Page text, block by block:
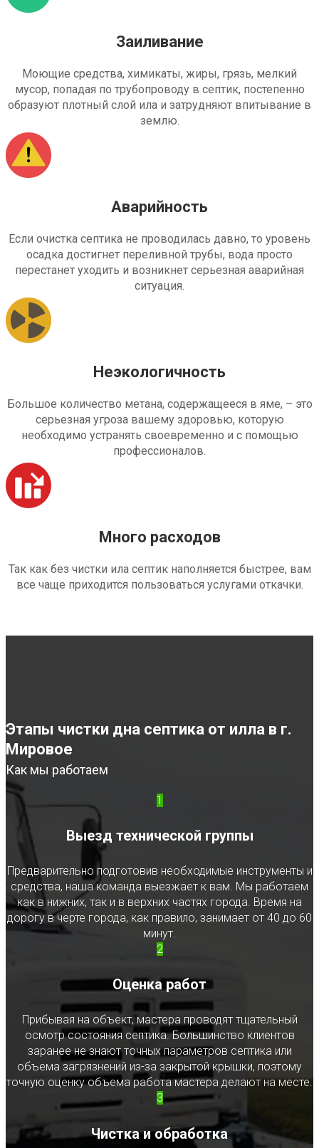
Заиливание
Моющие средства, химикаты, жиры, грязь, мелкий
мусор, попадая по трубопроводу в септик, постепенно
образуют плотный слой ила и затрудняют впитывание в
землю.
Аварийность
Если очистка септика не проводилась давно, то уровень
осадка достигнет переливной трубы, вода просто
перестанет уходить и возникнет серьезная аварийная
ситуация.
Неэкологичность
Большое количество метана, содержащееся в яме, – это
серьезная угроза вашему здоровью, которую
необходимо устранять своевременно и с помощью
профессионалов.
Много расходов
Так как без чистки ила септик наполняется быстрее, вам
все чаще приходится пользоваться услугами откачки.
Этапы чистки дна септика от илла в г.
Мировое
Как мы работаем
1
Выезд технической группы
Предварительно подготовив необходимые инструменты и
средства, наша команда выезжает к вам. Мы работаем
как в нижних, так и в верхних частях города. Время на
дорогу в черте города, как правило, занимает от 40 до 60
минут.
2
Оценка работ
Прибывая на объект, мастера проводят тщательный
осмотр состояния септика. Большинство клиентов
заранее не знают точных параметров септика или
объема загрязнений из-за закрытой крышки, поэтому
точную оценку объема работа мастера делают на месте.
3
Чистка и обработка